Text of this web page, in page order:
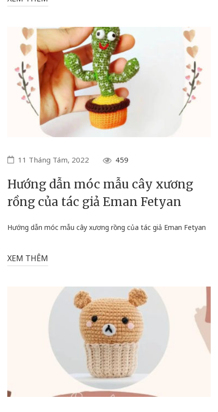
11 Tháng Tám, 2022 459
Hướng dẫn móc mẫu cây xương
rồng của tác giả Eman Fetyan
Hướng dẫn móc mẫu cây xương rồng của tác giả Eman Fetyan
XEM THÊM